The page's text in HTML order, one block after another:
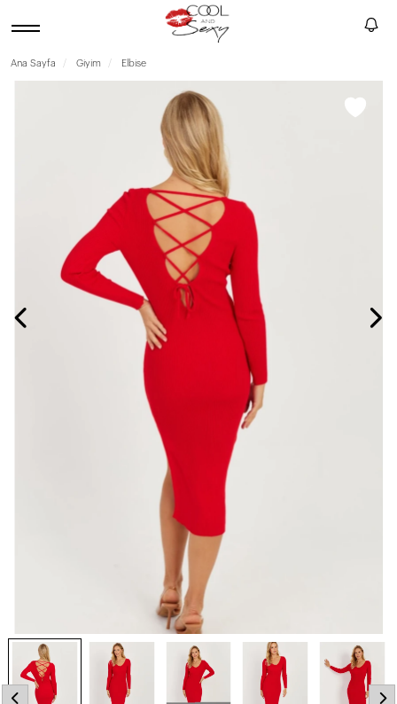
Ana Sayfa Giyim Elbise